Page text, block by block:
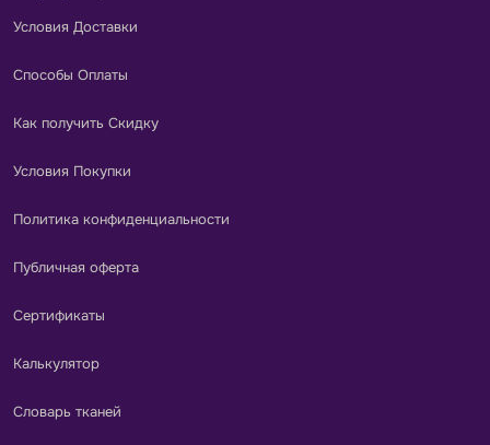
Условия Доставки
Способы Оплаты
Как получить Скидку
Условия Покупки
Политика конфиденциальности
Публичная оферта
Сертификаты
Калькулятор
Словарь тканей